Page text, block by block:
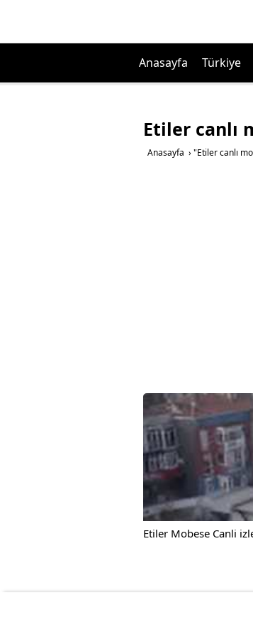
Anasayfa Türkiye
Etiler canlı
Anasayfa › "Etiler canlı
Etiler Mobese Canli